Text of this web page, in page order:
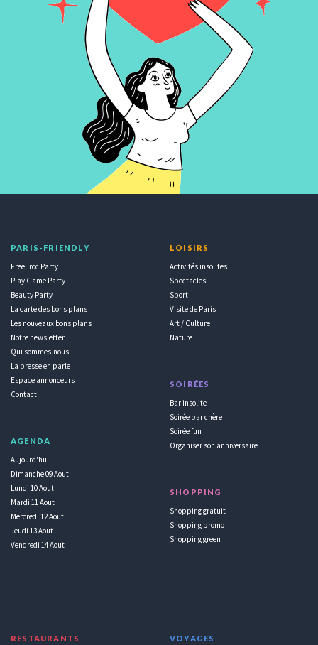
PARIS-FRIENDLY
Free Troc Party
Play Game Party
Beauty Party
La carte des bons plans
Les nouveaux bons plans
Notre newsletter
Qui sommes-nous
La presse en parle
Espace annonceurs
Contact
AGENDA
Aujourd'hui
Dimanche 09 Aout
Lundi 10 Aout
Mardi 11 Aout
Mercredi 12 Aout
Jeudi 13 Aout
Vendredi 14 Aout
LOISIRS
Activités insolites
Spectacles
Sport
Visite de Paris
Art / Culture
Nature
SOIRÉES
Bar insolite
Soirée par chère
Soirée fun
Organiser son anniversaire
SHOPPING
Shopping gratuit
Shopping promo
Shopping green
RESTAURANTS VOYAGES